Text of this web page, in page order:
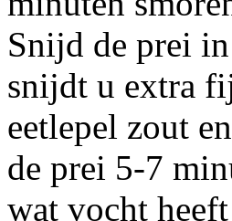
Snijd de prei
snijdt u extra
eetlepel zout
de prei 5-7
wat vocht